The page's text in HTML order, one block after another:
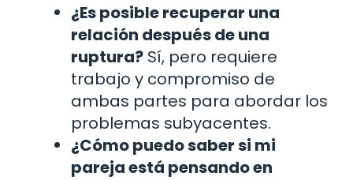
¿Es posible recuperar una
relación después de una
ruptura? Sí, pero requiere
trabajo y compromiso de
ambas partes para abordar los
problemas subyacentes.
¿Cómo puedo saber si mi
pareja está pensando en